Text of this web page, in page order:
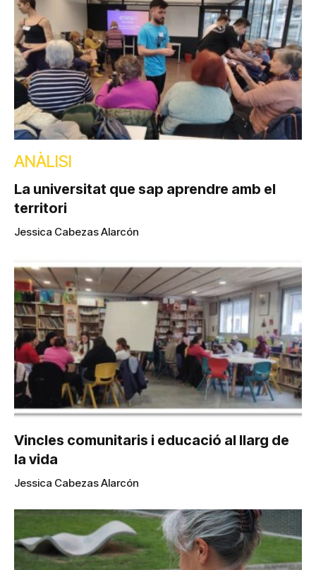
ANÀLISI
La universitat que sap aprendre amb el
territori
Jessica Cabezas Alarcón
Vincles comunitaris i educació al llarg de
la vida
Jessica Cabezas Alarcón